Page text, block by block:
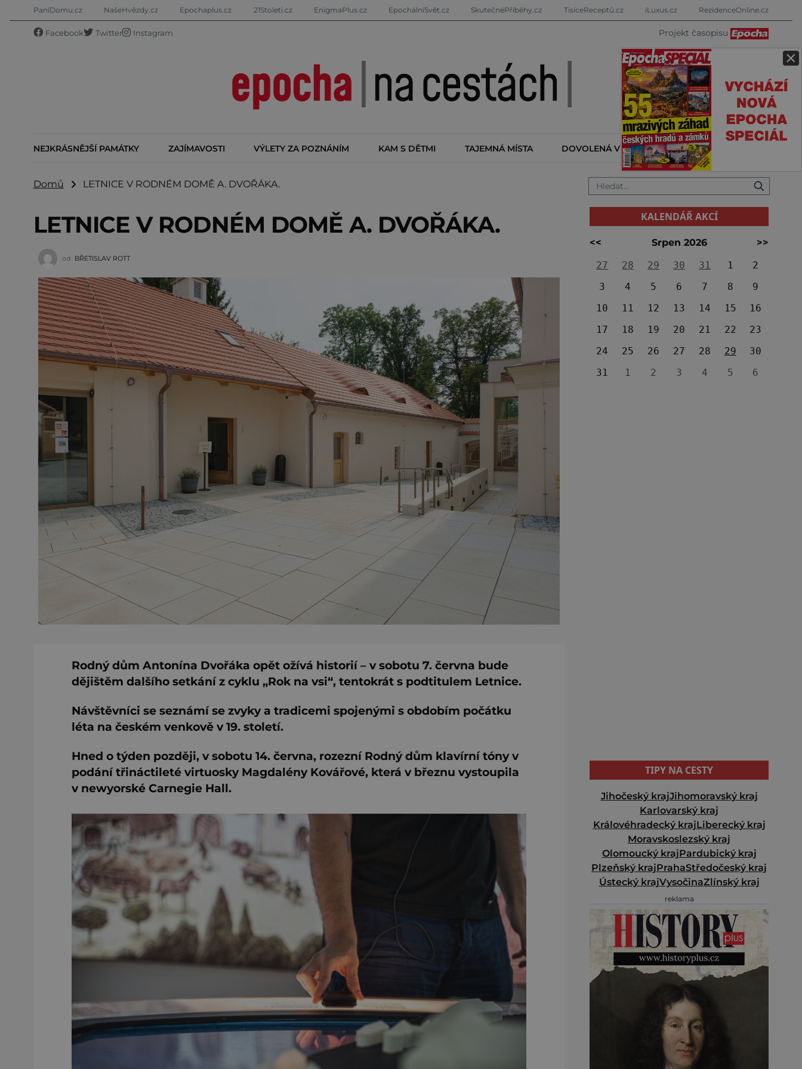
×
PaníDomu.cz NašeHvězdy.cz Epochaplus.cz 21Stoleti.cz EnigmaPlus.cz EpochálníSvět.cz SkutečnéPříběhy.cz TisíceReceptů.cz iLuxus.cz RezidenceOnline.cz
Facebook Twitter Instagram Projekt časopisu
NEJKRÁSNĚJŠÍ PAMÁTKY ZAJÍMAVOSTI VÝLETY ZA POZNÁNÍM KAM S DĚTMI TAJEMNÁ MÍSTA DOVOLENÁ V ZAHRANIČÍ KALENDÁŘ AKCÍ
Domů LETNICE V RODNÉM DOMĚ A. DVOŘÁKA.
LETNICE V RODNÉM DOMĚ A. DVOŘÁKA.
od BŘETISLAV ROTT
Rodný dům Antonína Dvořáka opět ožívá historií – v sobotu 7. června bude
dějištěm dalšího setkání z cyklu „Rok na vsi“, tentokrát s podtitulem Letnice.
Návštěvníci se seznámí se zvyky a tradicemi spojenými s obdobím počátku
léta na českém venkově v 19. století.
Hned o týden později, v sobotu 14. června, rozezní Rodný dům klavírní tóny v
podání třináctileté virtuosky Magdalény Kovářové, která v březnu vystoupila
v newyorské Carnegie Hall.
KALENDÁŘ AKCÍ
<< Srpen 2026
>>
27
28 29 30 31 1
2
3
4 5 6 7 8
9
10
11 12 13 14 15
16
17
18 19 20 21 22
23
24
25 26 27 28 29
30
31
1 2 3 4 5 6
TIPY NA CESTY
Jihočeský krajJihomoravský kraj
Karlovarský kraj
Královéhradecký krajLiberecký kraj
Moravskoslezský kraj
Olomoucký krajPardubický kraj
Plzeňský krajPrahaStředočeský kraj
Ústecký krajVysočinaZlínský kraj
reklama